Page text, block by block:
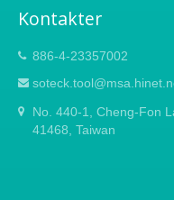
Kontakter
886-4-23357002
No. 440-1, Cheng-Fon
41468, Taiwan